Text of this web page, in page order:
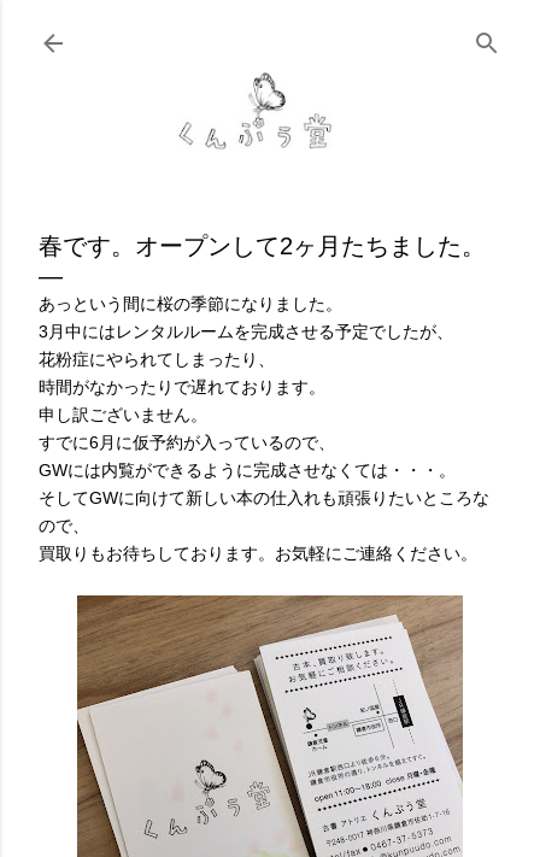
スキップしてメイン コンテンツに移動
春です。オープンして2ヶ月たちました。
あっという間に桜の季節になりました。
3月中にはレンタルルームを完成させる予定でしたが、
花粉症にやられてしまったり、
時間がなかったりで遅れております。
申し訳ございません。
すでに6月に仮予約が入っているので、
GWには内覧ができるように完成させなくては・・・。
そしてGWに向けて新しい本の仕入れも頑張りたいところな
ので、
買取りもお待ちしております。お気軽にご連絡ください。